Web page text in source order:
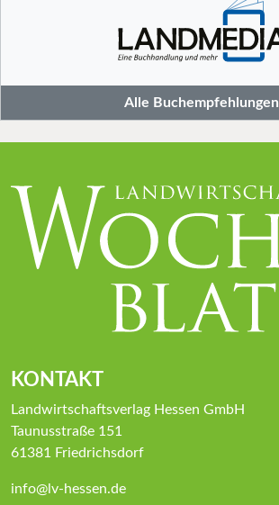
Alle Buchempfehlungen
KONTAKT
Landwirtschaftsverlag Hessen GmbH
Taunusstraße 151
61381 Friedrichsdorf
info@lv-hessen.de